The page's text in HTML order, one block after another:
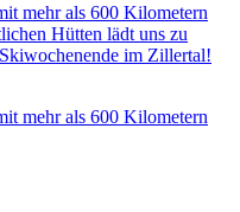
mehr als 600 Kilometern
Hütten lädt uns zu
im Zillertal!
mehr als 600 Kilometern